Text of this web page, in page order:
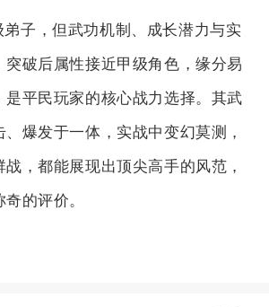
子，但武功机制、成长潜力与实
突破后属性接近甲级角色，缘分易
是平民玩家的核心战力选择。其武
爆发于一体，实战中变幻莫测，
，都能展现出顶尖高手的风范，
的评价。